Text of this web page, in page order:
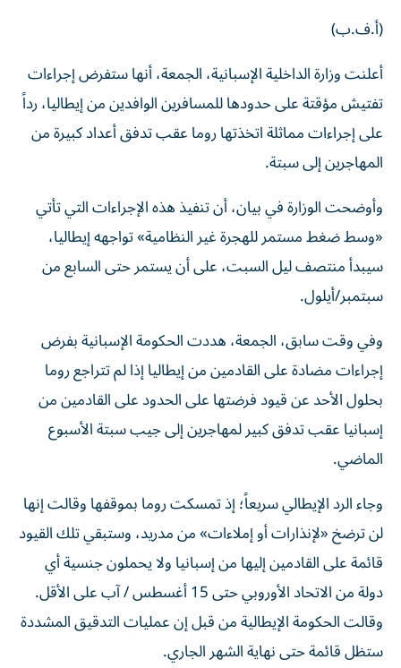
(أ.ف.ب)
أعلنت وزارة الداخلية الإسبانية، الجمعة، أنها ستفرض إجراءات
تفتيش مؤقتة على حدودها للمسافرين الوافدين من إيطاليا، رداً
على إجراءات مماثلة اتخذتها روما عقب تدفق أعداد كبيرة من
المهاجرين إلى سبتة.
وأوضحت الوزارة في بيان، أن تنفيذ هذه الإجراءات التي تأتي
«وسط ضغط مستمر للهجرة غير النظامية» تواجهه إيطاليا،
سيبدأ منتصف ليل السبت، على أن يستمر حتى السابع من
سبتمبر/أيلول.
وفي وقت سابق، الجمعة، هددت الحكومة الإسبانية بفرض
إجراءات مضادة على القادمين من إيطاليا إذا لم تتراجع روما
بحلول الأحد عن قيود فرضتها على الحدود على القادمين من
إسبانيا عقب تدفق كبير ‌لمهاجرين إلى جيب سبتة الأسبوع
الماضي.
وجاء الرد الإيطالي سريعاً؛ إذ تمسكت روما بموقفها وقالت إنها
⁠لن ترضخ «لإنذارات أو إملاءات» من مدريد، وستبقي تلك القيود
قائمة على القادمين إليها من إسبانيا ‌ولا يحملون جنسية أي
دولة من ‌الاتحاد الأوروبي حتى 15 أغسطس / آب على الأقل.
وقالت الحكومة الإيطالية من قبل إن عمليات التدقيق المشددة
ستظل قائمة حتى نهاية الشهر الجاري.